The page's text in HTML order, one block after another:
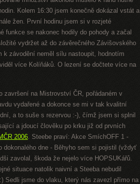
Kolem 16:30 jsem konečně dokázal vstát a
žen. První hodinu jsem si v rozjeté
funkce se nakonec hodily do pohody a začal
vydržet až do závěrečného Závišovského
závodění neměl sílu nastoupit, hodnotím
více Kolíňáků. O lezení se dočtete více na
završení na Mistrovství ČR, pořádaném v
vydařené a dokonce se mi v tak kvalitní
a to suše s rezervou :-), čímž jsem si splnil
a jdoucí člověku po krku již od prvních
2006. Steebe praví: Akce SmíchOFF 1 -
dne - Běhyho sem si pojistil (vždyť
zavolal, škoda že nejelo více HOPSUKářů.
situace natolik naivní a Steeba nebudil
Sedli jsme do vlaku, který nás zavezl přímo na